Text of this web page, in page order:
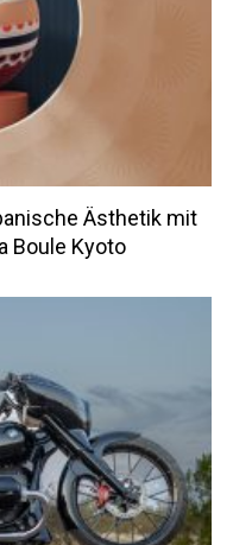
Ästhetik mit
Boule Kyoto